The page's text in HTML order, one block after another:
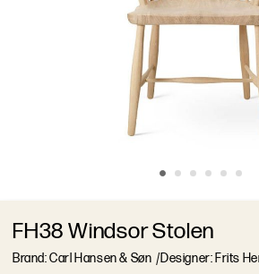
FH38 Windsor Stolen
Brand: Carl Hansen & Søn /Designer: Frits